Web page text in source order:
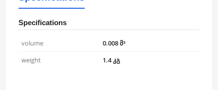
Specifications
volume
0.008 მ³
weight
1.4 კგ